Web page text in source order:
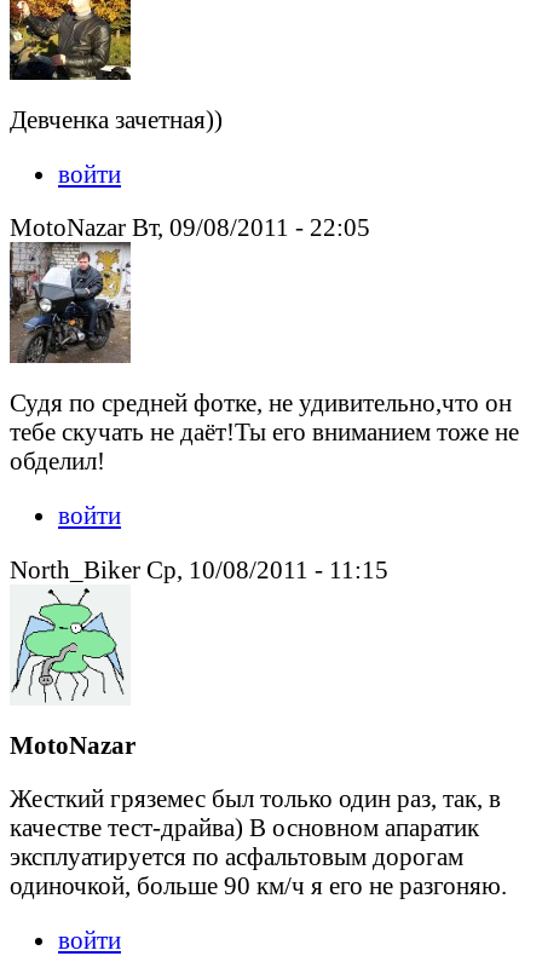
Девченка зачетная))
войти
MotoNazar Вт, 09/08/2011 - 22:05
Судя по средней фотке, не удивительно,что он
тебе скучать не даёт!Ты его вниманием тоже не
обделил!
войти
North_Biker Ср, 10/08/2011 - 11:15
MotoNazar
Жесткий гряземес был только один раз, так, в
качестве тест-драйва) В основном апаратик
эксплуатируется по асфальтовым дорогам
одиночкой, больше 90 км/ч я его не разгоняю.
войти